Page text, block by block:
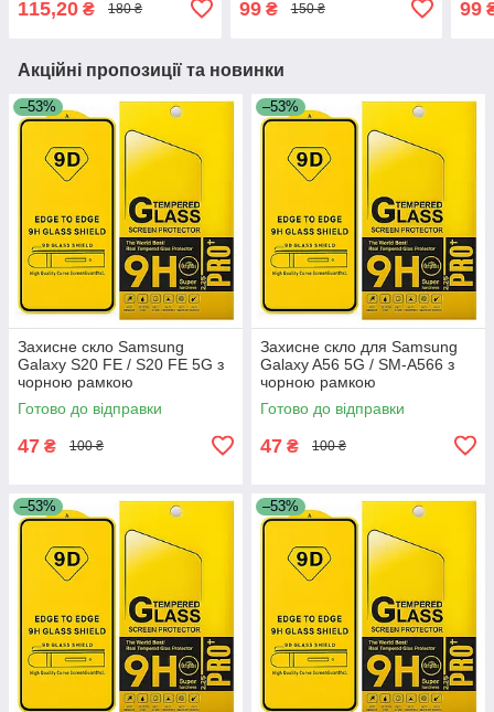
115,20 ₴ 180 ₴
чорною рамкою
99₴ 150 ₴ 99
Акційні пропозиції та новинки
–53%
Захисне скло Samsung
Galaxy S20 FE / S20 FE 5G з
чорною рамкою
Готово до відправки
47 ₴ 100 ₴
–53%
Захисне скло для Samsung
Galaxy A56 5G / SM-A566 з
чорною рамкою
Готово до відправки
47 ₴ 100 ₴
–53% –53%